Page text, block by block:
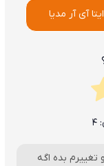
آی آر مدیا
4
تغییرم بده اگه